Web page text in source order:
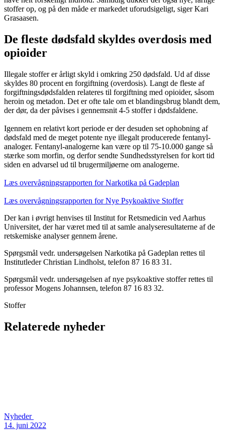
stoffer op, og på den måde er markedet uforudsigeligt, siger Kari
Grasaasen.
De fleste dødsfald skyldes overdosis med
opioider
Illegale stoffer er årligt skyld i omkring 250 dødsfald. Ud af disse
skyldes 80 procent en forgiftning (overdosis). Langt de fleste af
forgiftningsdødsfalden relateres til forgiftning med opioider, såsom
heroin og metadon. Det er ofte tale om et blandingsbrug blandt dem,
der dør, da der påvises i gennemsnit 4-5 stoffer i dødsfaldene.
Igennem en relativt kort periode er der desuden set ophobning af
dødsfald med de meget potente nye illegalt producerede fentanyl-
analoger. Fentanyl-analogerne kan være op til 75-10.000 gange så
stærke som morfin, og derfor sendte Sundhedsstyrelsen for kort tid
siden en advarsel ud til brugermiljøerne om analogerne.
Læs overvågningsrapporten for Narkotika på Gadeplan
Læs overvågningsrapporten for Nye Psykoaktive Stoffer
Der kan i øvrigt henvises til Institut for Retsmedicin ved Aarhus
Universitet, der har været med til at samle analyseresultaterne af de
retskemiske analyser gennem årene.
Spørgsmål vedr. undersøgelsen Narkotika på Gadeplan rettes til
Institutleder Christian Lindholst, telefon 87 16 83 31.
Spørgsmål vedr. undersøgelsen af nye psykoaktive stoffer rettes til
professor Mogens Johannsen, telefon 87 16 83 32.
Stoffer
Relaterede nyheder
Nyheder
14. juni 2022